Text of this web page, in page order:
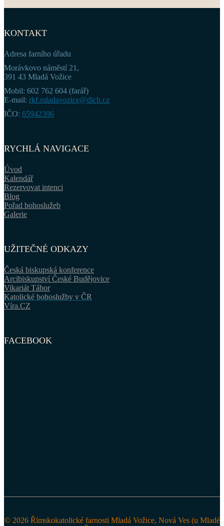
KONTAKT
Adresa farního úřadu
Morávkovo náměstí 21,
391 43 Mladá Vožice
Mobil: 602 762 604 (farář)
E-mail: rkf.mladavozice@dicb.cz
IČO: 65942396
RYCHLÁ NAVIGACE
Úvod
Kalendář
Rezervovat intenci
Blog
Pořad bohoslužeb
Galerie
UŽITEČNÉ ODKAZY
Česká biskupská konference
Arcibiskupství České Budějovice
Vikariát Tábor
Katolické bohoslužby v ČR
Víra.CZ
FACEBOOK
© 2026 Římskokatolické farnosti Mladá Vožice, Nová Ves (u Mladé